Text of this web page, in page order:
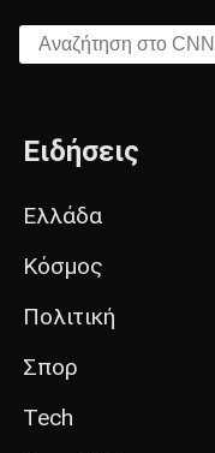
Αναζήτηση στο CNN.gr
Ειδήσεις
Ελλάδα
Κόσμος
Πολιτική
Σπορ
Tech